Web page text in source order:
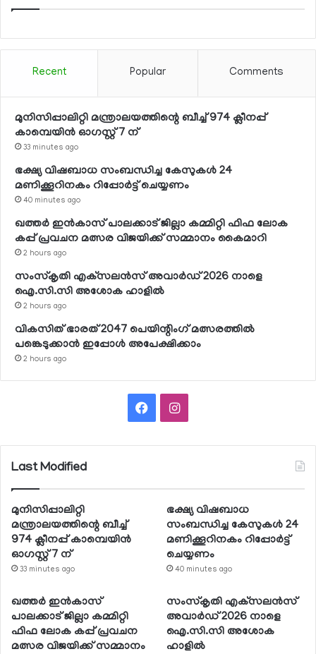
Recent Popular Comments
മുനിസിപ്പാലിറ്റി മന്ത്രാലയത്തിന്റെ ബീച്ച് 974 ക്ലീനപ്പ്
കാമ്പെയിന്‍ ഓഗസ്റ്റ് 7 ന്
33 minutes ago
ഭക്ഷ്യ വിഷബാധ സംബന്ധിച്ച കേസുകള്‍ 24
മണിക്കൂറിനകം റിപ്പോര്‍ട്ട് ചെയ്യണം
40 minutes ago
ഖത്തര്‍ ഇന്‍കാസ് പാലക്കാട് ജില്ലാ കമ്മിറ്റി ഫിഫ ലോക
കപ്പ് പ്രവചന മത്സര വിജയിക്ക് സമ്മാനം കൈമാറി
2 hours ago
സംസ്‌കൃതി എക്‌സലന്‍സ് അവാര്‍ഡ് 2026 നാളെ
ഐ.സി.സി അശോക ഹാളില്‍
2 hours ago
വികസിത് ഭാരത് 2047 പെയിന്റിംഗ് മത്സരത്തില്‍
പങ്കെടുക്കാന്‍ ഇപ്പോള്‍ അപേക്ഷിക്കാം
2 hours ago
FacebookInstagram
Last Modified
മുനിസിപ്പാലിറ്റി
മന്ത്രാലയത്തിന്റെ ബീച്ച്
974 ക്ലീനപ്പ് കാമ്പെയിന്‍
ഓഗസ്റ്റ് 7 ന്
33 minutes ago
ഭക്ഷ്യ വിഷബാധ
സംബന്ധിച്ച കേസുകള്‍ 24
മണിക്കൂറിനകം റിപ്പോര്‍ട്ട്
ചെയ്യണം
40 minutes ago
ഖത്തര്‍ ഇന്‍കാസ്
പാലക്കാട് ജില്ലാ കമ്മിറ്റി
ഫിഫ ലോക കപ്പ് പ്രവചന
മത്സര വിജയിക്ക് സമ്മാനം
സംസ്‌കൃതി എക്‌സലന്‍സ്
അവാര്‍ഡ് 2026 നാളെ
ഐ.സി.സി അശോക
ഹാളില്‍